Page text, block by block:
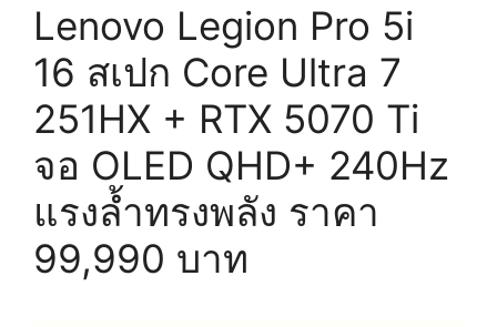
Lenovo Legion Pro 5i
16 สเปก Core Ultra 7
251HX + RTX 5070 Ti
จอ OLED QHD+ 240Hz
แรงล้ำทรงพลัง ราคา
99,990 บาท